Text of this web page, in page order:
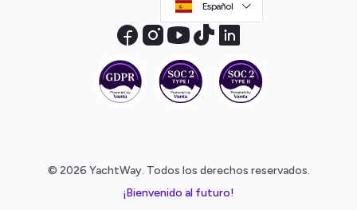
Español
© 2026 YachtWay. Todos los derechos reservados.
¡Bienvenido al futuro!